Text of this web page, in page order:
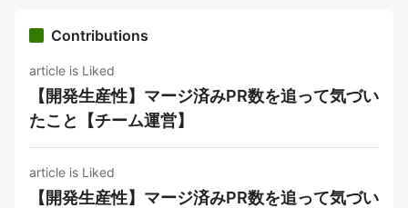
Contributions
article is Liked
【開発生産性】マージ済みPR数を追って気づい
たこと【チーム運営】
article is Liked
【開発生産性】マージ済みPR数を追って気づい